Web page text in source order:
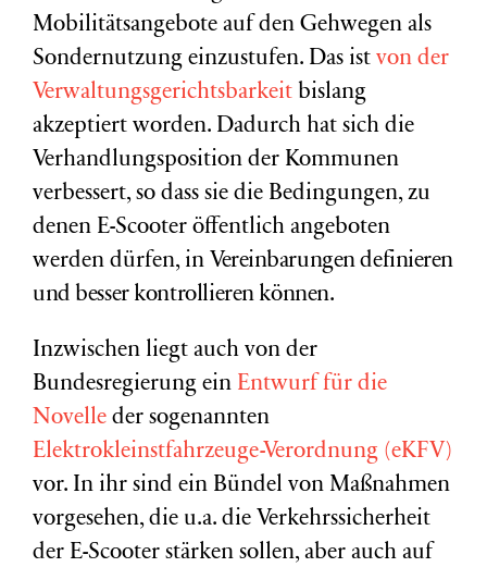
Mobilitätsangebote auf den Gehwegen als
Sondernutzung einzustufen. Das ist von der
Verwaltungsgerichtsbarkeit bislang
akzeptiert worden. Dadurch hat sich die
Verhandlungsposition der Kommunen
verbessert, so dass sie die Bedingungen, zu
denen E-Scooter öffentlich angeboten
werden dürfen, in Vereinbarungen definieren
und besser kontrollieren können.
Inzwischen liegt auch von der
Bundesregierung ein Entwurf für die
Novelle der sogenannten
Elektrokleinstfahrzeuge-Verordnung (eKFV)
vor. In ihr sind ein Bündel von Maßnahmen
vorgesehen, die u.a. die Verkehrssicherheit
der E-Scooter stärken sollen, aber auch auf